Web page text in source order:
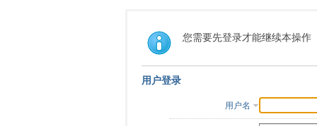
您需要先登录才能继续本操作
用户登录
用户名